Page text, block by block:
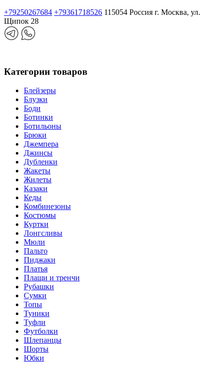
+79250267684 +79361718526 115054 Россия г. Москва, ул.
Щипок 28
Категории товаров
Блейзеры
Блузки
Боди
Ботинки
Ботильоны
Брюки
Джемпера
Джинсы
Дубленки
Жакеты
Жилеты
Казаки
Кеды
Комбинезоны
Костюмы
Куртки
Лонгсливы
Мюли
Пальто
Пиджаки
Платья
Плащи и тренчи
Рубашки
Сумки
Топы
Туники
Туфли
Футболки
Шлепанцы
Шорты
Юбки